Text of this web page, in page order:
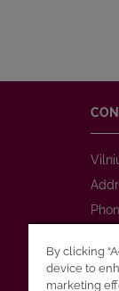
E-
By clicking
device to
marketing